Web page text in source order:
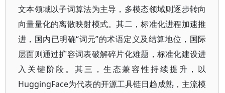
文本领域以子词算法为主导，多模态领域则逐步转向
向量量化的离散映射模式。其二，标准化进程加速推
进，国内已明确“词元”的术语定义及结算地位，国际
层面则通过扩容词表破解碎片化难题，标准化建设进
入关键阶段。其三，生态兼容性持续提升，以
HuggingFace为代表的开源工具链日趋成熟，主流模